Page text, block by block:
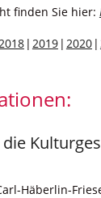
finden Sie hier:
2018 2019 2020
Häberlin-